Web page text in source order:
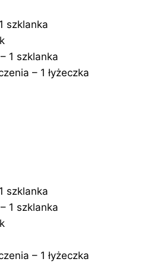
szklanka
1 szklanka
– 1 łyżeczka
szklanka
1 szklanka
– 1 łyżeczka